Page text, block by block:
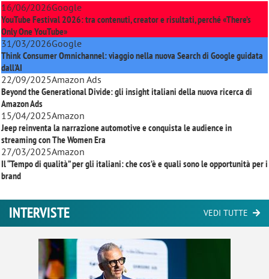
16/06/2026Google
YouTube Festival 2026: tra contenuti, creator e risultati, perché «There’s
Only One YouTube»
31/03/2026Google
Think Consumer Omnichannel: viaggio nella nuova Search di Google guidata
dall'AI
22/09/2025Amazon Ads
Beyond the Generational Divide: gli insight italiani della nuova ricerca di
Amazon Ads
15/04/2025Amazon
Jeep reinventa la narrazione automotive e conquista le audience in
streaming conThe Women Era
27/03/2025Amazon
Il “Tempo di qualità” per gli italiani: che cos’è e quali sono le opportunità per i
brand
INTERVISTE VEDI TUTTE